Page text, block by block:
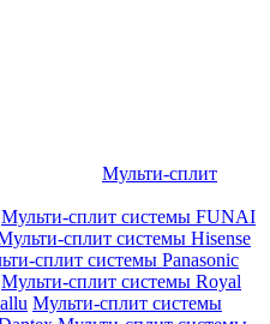
Мульти-сплит
Мульти-сплит системы FUNAI
сплит системы Hisense
сплит системы Panasonic
Мульти-сплит системы Royal
Мульти-сплит системы